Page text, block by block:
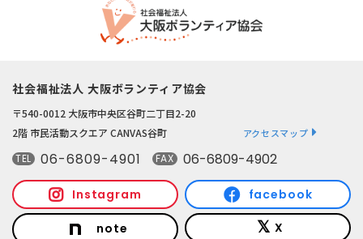
社会福祉法人 大阪ボランティア協会
〒540-0012 大阪市中央区谷町二丁目2-20
2階 市民活動スクエア CANVAS谷町
アクセスマップ
TEL 06-6809-4901 FAX 06-6809-4902
Instagram facebook
note X